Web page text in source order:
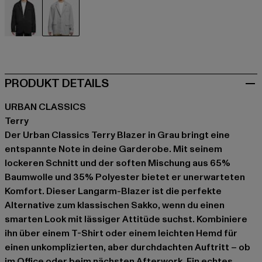
PRODUKT DETAILS
URBAN CLASSICS
Terry
Der Urban Classics Terry Blazer in Grau bringt eine
entspannte Note in deine Garderobe. Mit seinem
lockeren Schnitt und der soften Mischung aus 65%
Baumwolle und 35% Polyester bietet er unerwarteten
Komfort. Dieser Langarm-Blazer ist die perfekte
Alternative zum klassischen Sakko, wenn du einen
smarten Look mit lässiger Attitüde suchst. Kombiniere
ihn über einem T-Shirt oder einem leichten Hemd für
einen unkomplizierten, aber durchdachten Auftritt – ob